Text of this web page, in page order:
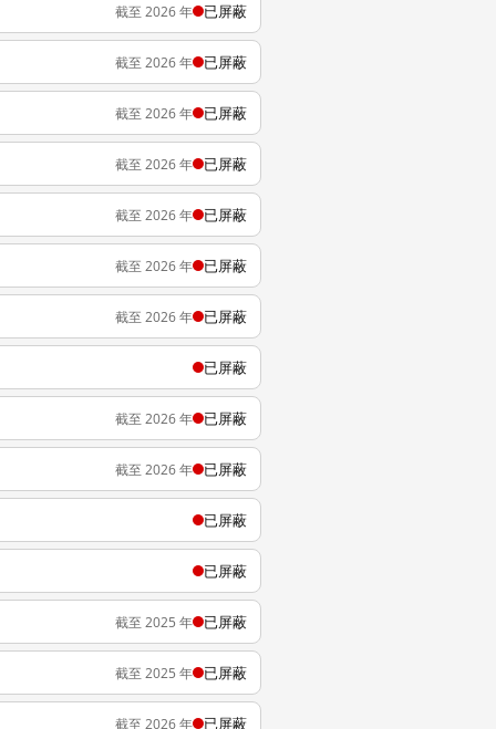
截至 2026 年 已屏蔽
截至 2026 年 已屏蔽
截至 2026 年 已屏蔽
截至 2026 年 已屏蔽
截至 2026 年 已屏蔽
截至 2026 年 已屏蔽
截至 2026 年 已屏蔽
已屏蔽
截至 2026 年 已屏蔽
截至 2026 年 已屏蔽
已屏蔽
已屏蔽
截至 2025 年 已屏蔽
截至 2025 年 已屏蔽
截至 2026 年 已屏蔽